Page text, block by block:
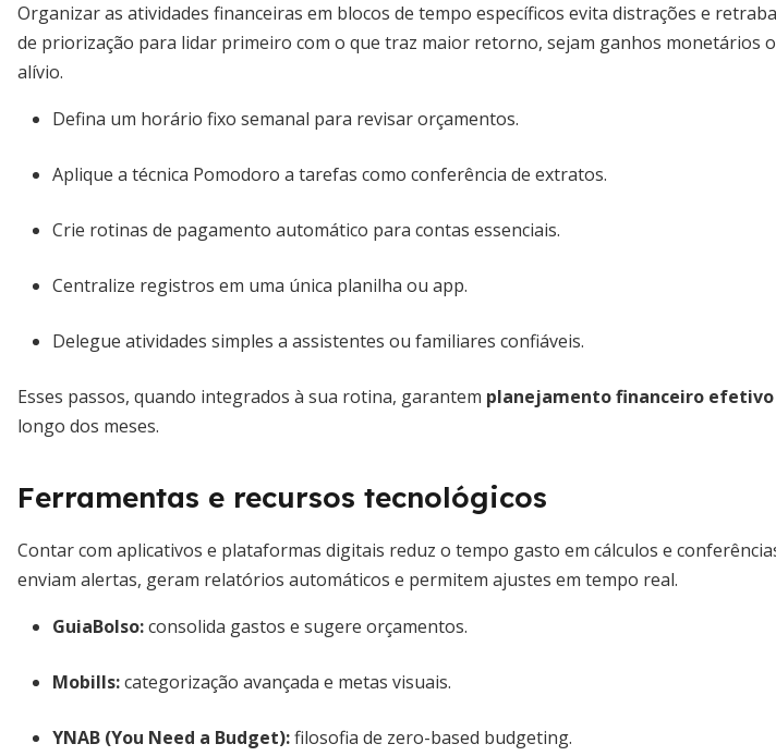
Organizar as atividades financeiras em blocos de tempo específicos evita distrações e
de priorização para lidar primeiro com o que traz maior retorno, sejam ganhos monetários
alívio.
Defina um horário fixo semanal para revisar orçamentos.
Aplique a técnica Pomodoro a tarefas como conferência de extratos.
Crie rotinas de pagamento automático para contas essenciais.
Centralize registros em uma única planilha ou app.
Delegue atividades simples a assistentes ou familiares confiáveis.
Esses passos, quando integrados à sua rotina, garantem planejamento financeiro
longo dos meses.
Ferramentas e recursos tecnológicos
Contar com aplicativos e plataformas digitais reduz o tempo gasto em cálculos e
enviam alertas, geram relatórios automáticos e permitem ajustes em tempo real.
GuiaBolso:consolida gastos e sugere orçamentos.
Mobills:categorização avançada e metas visuais.
YNAB (You Need a Budget):filosofia de zero-based budgeting.